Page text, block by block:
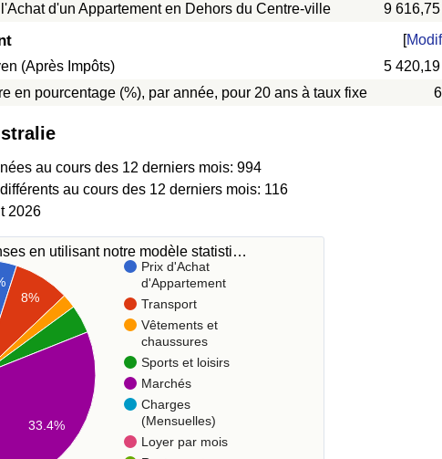
d'un Appartement en Dehors du Centre-ville 9
[
(Après Impôts)
5
en pourcentage (%), par année, pour 20 ans à taux fixe
au cours des 12 derniers mois: 994
au cours des 12 derniers mois: 116
2026
en utilisant notre modèle statisti…
Prix d'Achat
d'Appartement
Transport
Vêtements et
chaussures
Sports et loisirs
Marchés
Charges
(Mensuelles)
Loyer par mois
8%
33.4%